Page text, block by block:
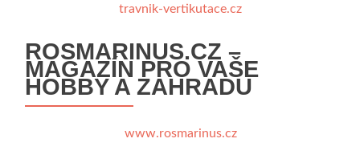
travnik-vertikutace.cz
ROSMARINUS.CZ –
MAGAZÍN PRO VAŠE
HOBBY A ZAHRADU
www.rosmarinus.cz